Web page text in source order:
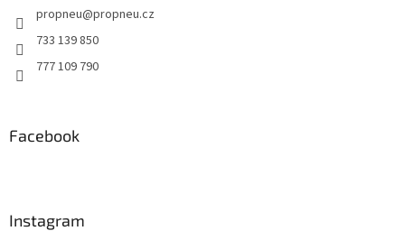
propneu@propneu.cz
733 139 850
777 109 790
Facebook
Instagram